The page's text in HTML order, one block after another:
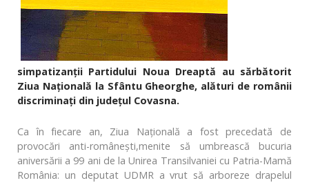
simpatizanții Partidului Noua Dreaptă au sărbătorit
Ziua Națională la Sfântu Gheorghe, alături de românii
discriminați din judeţul Covasna.
Ca în fiecare an, Ziua Națională a fost precedată de
provocări anti-românești,menite să umbrească bucuria
aniversării a 99 ani de la Unirea Transilvaniei cu Patria-Mamă
România: un deputat UDMR a vrut să arboreze drapelul